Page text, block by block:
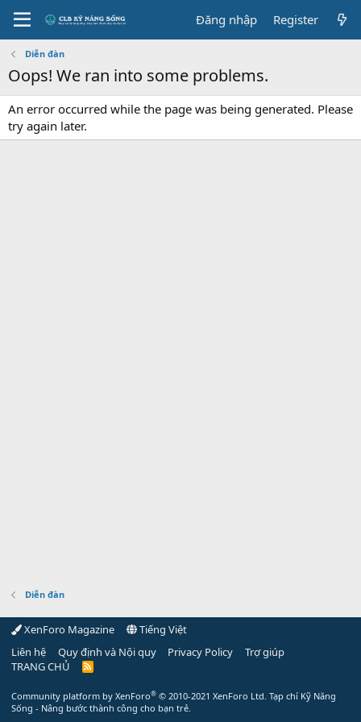
Đăng nhập Register
Diễn đàn
Oops! We ran into some problems.
An error occurred while the page was being generated. Please
try again later.
Diễn đàn
XenForo Magazine
Tiếng Việt
Liên hệ
Quy định và Nội quy Privacy Policy
Trợ giúp
TRANG CHỦ
R
Community platform by XenForo® © 2010-2021 XenForo Ltd. Tạp chí Kỹ Năng
Sống - Nâng bước thành công cho bạn trẻ.